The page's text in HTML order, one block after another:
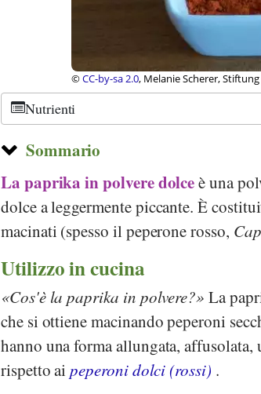
©CC-by-sa 2.0, Melanie Scherer,
Nutrienti
Sommario
La paprika in polveredolceè una
dolce a leggermente piccante. È
macinati (spesso il peperone rosso,
Utilizzo in cucina
Cos'è la paprika in polvere? La
che si ottiene macinando peperoni
hanno una forma allungata,
rispetto aipeperoni dolci (rossi) .